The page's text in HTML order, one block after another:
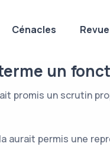
Cénacles
un
promis un scrutin
aurait permis une